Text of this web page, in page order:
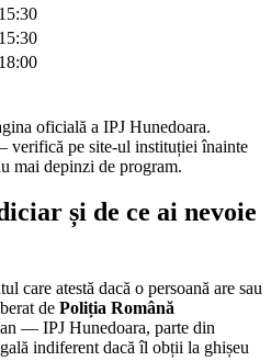
oficială a IPJ Hunedoara.
verifică pe site-ul instituției înainte
mai depinzi de program.
și de ce ai nevoie
care atestă dacă o persoană are sau
de Poliția Română
— IPJ Hunedoara, parte din
indiferent dacă îl obții la ghișeu